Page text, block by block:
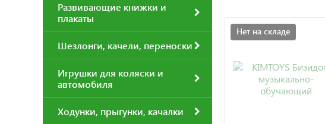
Развивающие книжки и
плакаты
Шезлонги, качели, переноски
Игрушки для коляски и
автомобиля
Ходунки, прыгунки, качалки
Нет на складе